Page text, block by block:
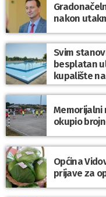
nakon
Svim
besplatan
kupalište
Memorijalni
okupio
Općina
prijave za